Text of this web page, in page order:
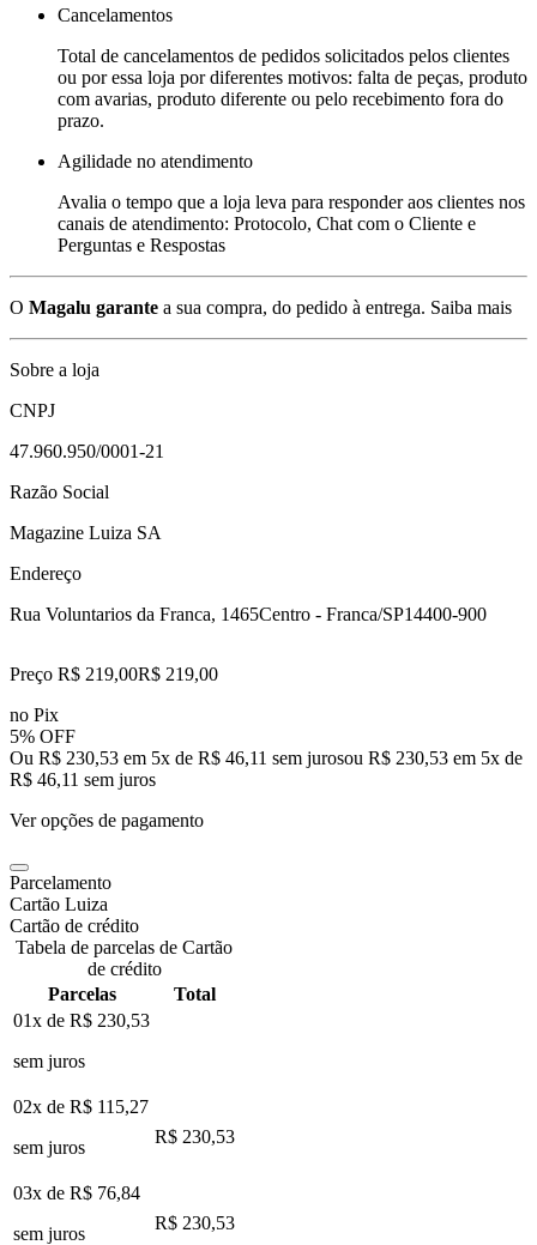
Cancelamentos
Total de cancelamentos de pedidos solicitados pelos clientes
ou por essa loja por diferentes motivos: falta de peças, produto
com avarias, produto diferente ou pelo recebimento fora do
prazo.
Agilidade no atendimento
Avalia o tempo que a loja leva para responder aos clientes nos
canais de atendimento: Protocolo, Chat com o Cliente e
Perguntas e Respostas
O Magalu garante a sua compra, do pedido à entrega. Saiba mais
Sobre a loja
CNPJ
47.960.950/0001-21
Razão Social
Magazine Luiza SA
Endereço
Rua Voluntarios da Franca, 1465Centro - Franca/SP14400-900
Preço R$ 219,00R$ 219,00
no Pix
5% OFF
Ou R$ 230,53 em 5x de R$ 46,11 sem jurosou R$ 230,53 em 5x de
R$ 46,11 sem juros
Ver opções de pagamento
Parcelamento
Cartão Luiza
Cartão de crédito
Tabela de parcelas de Cartão
de crédito
Parcelas
Total
01x de R$ 230,53
sem juros
02x de R$ 115,27
sem juros
R$ 230,53
03x de R$ 76,84
sem juros
R$ 230,53